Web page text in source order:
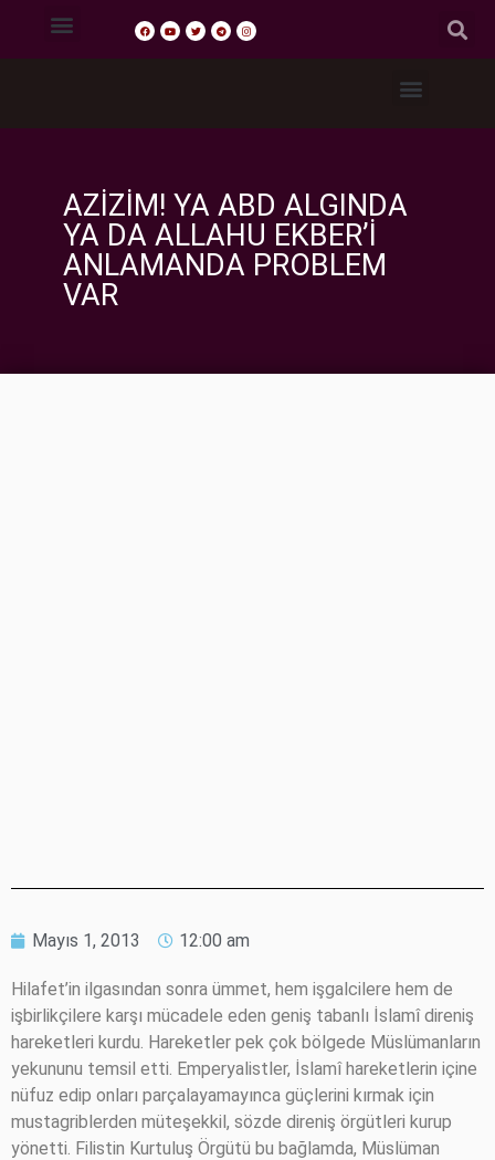
AZİZİM! YA ABD ALGINDA
YA DA ALLAHU EKBER’İ
ANLAMANDA PROBLEM
VAR
Mayıs 1, 2013 12:00 am
Hilafet’in ilgasından sonra ümmet, hem işgalcilere hem de
işbirlikçilere karşı mücadele eden geniş tabanlı İslamî direniş
hareketleri kurdu. Hareketler pek çok bölgede Müslümanların
yekununu temsil etti. Emperyalistler, İslamî hareketlerin içine
nüfuz edip onları parçalayamayınca güçlerini kırmak için
mustagriblerden müteşekkil, sözde direniş örgütleri kurup
yönetti. Filistin Kurtuluş Örgütü bu bağlamda, Müslüman